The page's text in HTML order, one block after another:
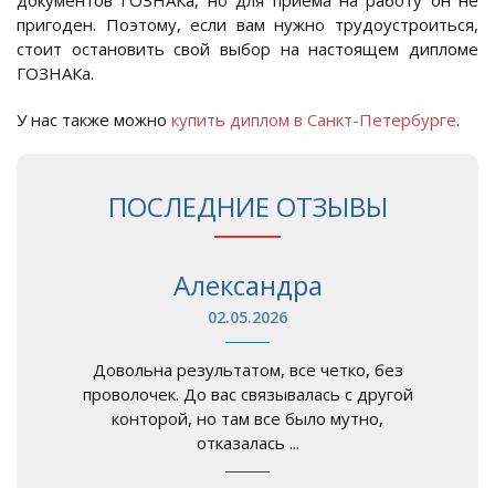
пригоден. Поэтому, если вам нужно трудоустроиться,
стоит остановить свой выбор на настоящем дипломе
ГОЗНАКа.
У нас также можно купить диплом в Санкт-Петербурге.
ПОСЛЕДНИЕ ОТЗЫВЫ
Александра
02.05.2026
Довольна результатом, все четко, без
проволочек. До вас связывалась с другой
конторой, но там все было мутно,
отказалась ...